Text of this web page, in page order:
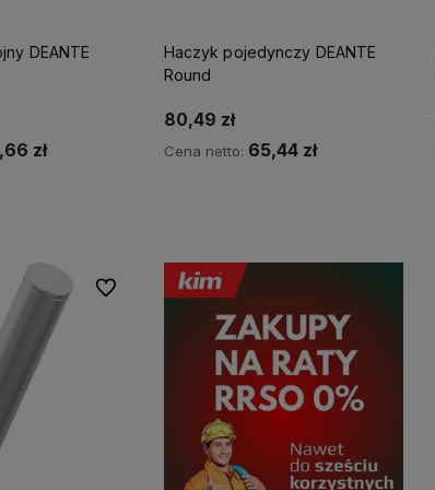
DEANTE
zł
Haczyk pojedynczy DEANTE
Round
80,49 zł
Cena netto: 65,44 zł
Do ulubionych